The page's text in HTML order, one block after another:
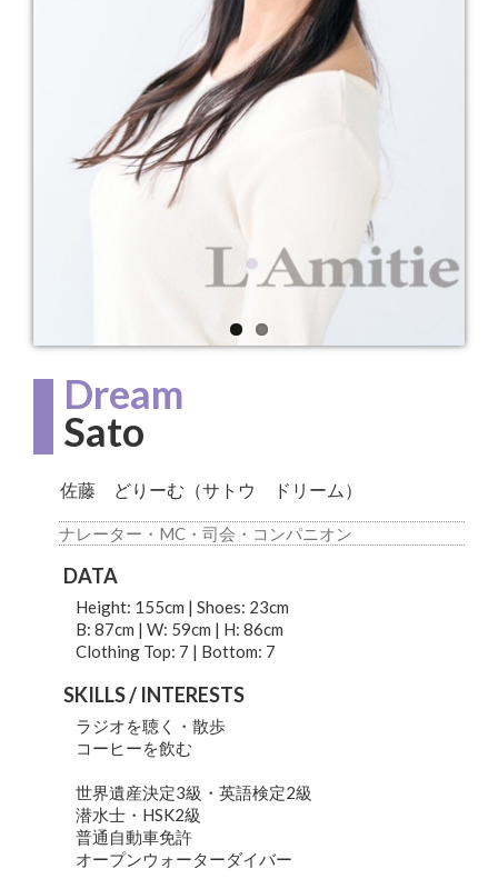
Dream
Sato
佐藤 どりーむ（サトウ ドリーム）
ナレーター・MC・司会・コンパニオン
DATA
Height: 155cm | Shoes: 23cm
B: 87cm | W: 59cm | H: 86cm
Clothing Top: 7 | Bottom: 7
SKILLS / INTERESTS
ラジオを聴く・散歩
コーヒーを飲む
世界遺産決定3級・英語検定2級
潜水士・HSK2級
普通自動車免許
オープンウォーターダイバー